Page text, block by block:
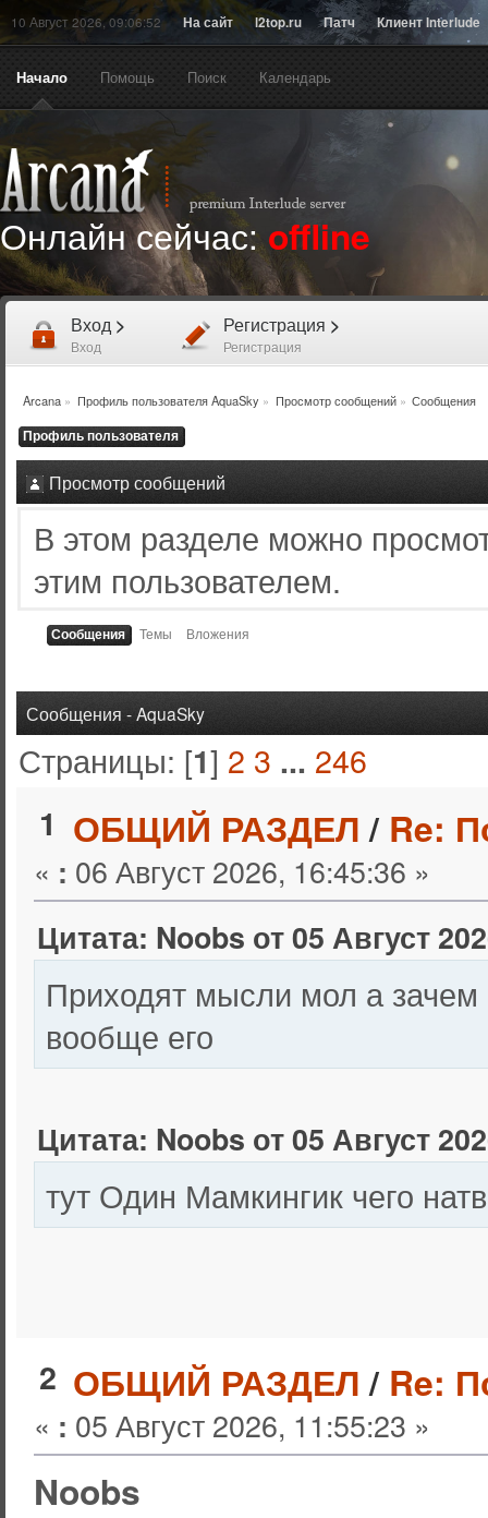
10 Август 2026, 09:06:52 На сайт l2top.ru Патч Клиент Interlude
Начало Помощь Поиск Календарь
Онлайн сейчас:offline
Вход >
Вход
Регистрация >
Регистрация
Arcana » Профиль пользователя AquaSky » Просмотр сообщений» Сообщения
Профиль пользователя
Просмотр сообщений
В этом разделе можно
этим пользователем.
Сообщения Темы Вложения
Сообщения - AquaSky
Страницы: [1] 2 3 ... 246
1 ОБЩИЙ РАЗДЕЛ/ Re:
« : 06 Август 2026, 16:45:36 »
Цитата: Noobs от 05 Август
Приходят мысли мол а зачем
вообще его
Цитата: Noobs от 05 Август
тут Один Мамкингик чего
2 ОБЩИЙ РАЗДЕЛ/ Re:
« : 05 Август 2026, 11:55:23 »
Noobs